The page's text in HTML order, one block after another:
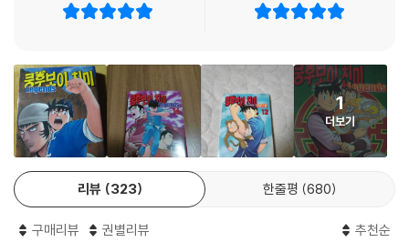
1
더보기
리뷰 323 한줄평 680
구매리뷰 권별리뷰 추천순